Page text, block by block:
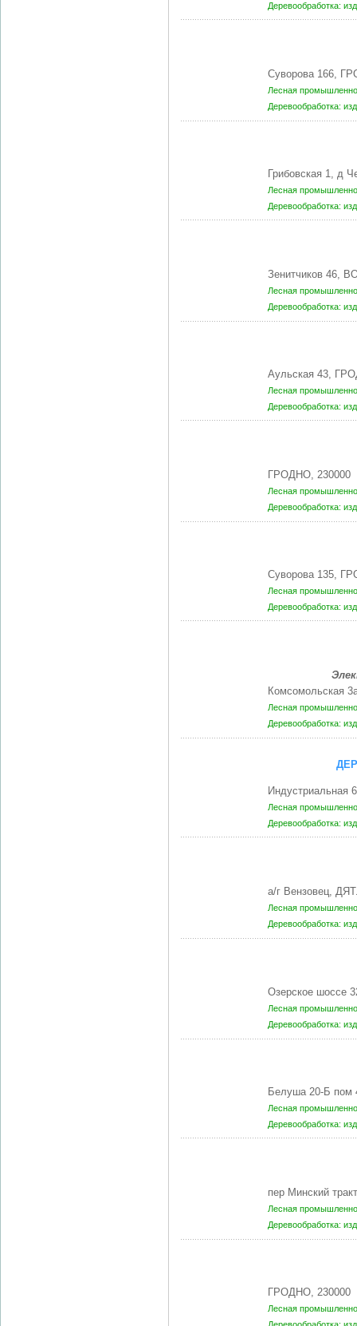
Деревообработка:
Суворова 166,
Лесная
Деревообработка:
Грибовская 1,
Лесная
Деревообработка:
Зенитчиков 46,
Лесная
Деревообработка:
Аульская 43,
Лесная
Деревообработка:
ГРОДНО, 230000
Лесная
Деревообработка:
Суворова 135,
Лесная
Деревообработка:
Комсомольская
Лесная
Деревообработка:
Индустриальная
Лесная
Деревообработка:
а/г Вензовец,
Лесная
Деревообработка:
Озерское шоссе
Лесная
Деревообработка:
Белуша 20-Б
Лесная
Деревообработка:
пер Минский
Лесная
Деревообработка:
ГРОДНО, 230000
Лесная